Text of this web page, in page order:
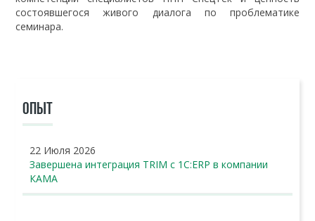
состоявшегося живого диалога по проблематике
семинара.
ОПЫТ
22 Июля 2026
Завершена интеграция TRIM с 1С:ERP в компании
КАМА